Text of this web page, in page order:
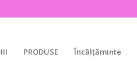
PRODUSE Încălțăminte